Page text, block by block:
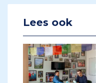
Lees ook